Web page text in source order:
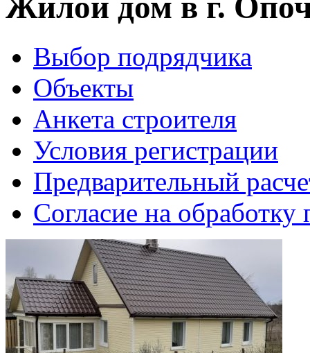
Жилой дом в г.
Выбор подрядчика
Объекты
Анкета строителя
Условия регистрации
Предварительный
Согласие на